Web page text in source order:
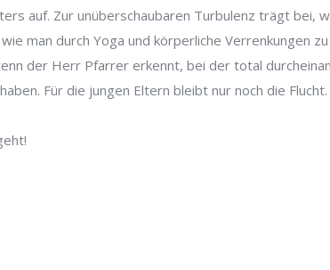
auf. Zur unüberschaubaren Turbulenz trägt bei,
wie man durch Yoga und körperliche Verrenkungen
der Herr Pfarrer erkennt, bei der total
Für die jungen Eltern bleibt nur noch die